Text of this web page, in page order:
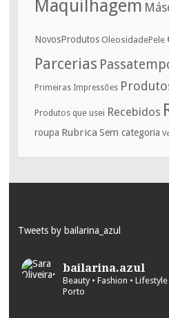
Maquilhagem
NovosProdutos OleosidadePele
Parcerias
Primeiras Impressões
Produtos que usei Recebidos
roupa Rubrica Sem categoria
Tweets by bailarina_azul
bailarina.azul
Beauty • Fashion • Lifestyle
Porto